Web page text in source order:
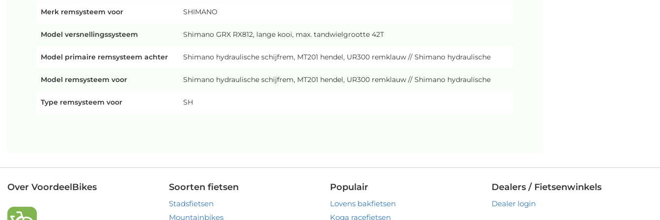
Merk remsysteem voor SHIMANO
Model versnellingssysteem Shimano GRX RX812, lange kooi, max. tandwielgrootte 42T
Model primaire remsysteem achter Shimano hydraulische schijfrem, MT201 hendel, UR300 remklauw // Shimano hydraulische
Model remsysteem voor Shimano hydraulische schijfrem, MT201 hendel, UR300 remklauw // Shimano hydraulische
Type remsysteem voor SH
Over VoordeelBikes Soorten fietsen
Stadsfietsen
Mountainbikes
Populair
Lovens bakfietsen
Koga racefietsen
Dealers / Fietsenwinkels
Dealer login